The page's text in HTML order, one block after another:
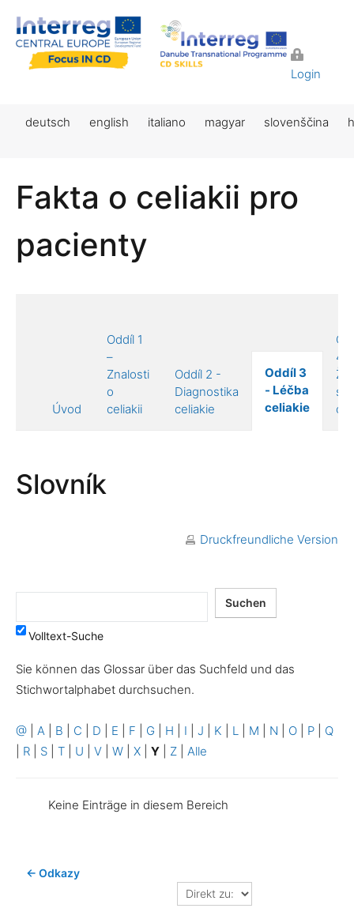
Login
deutsch english italiano magyar slovenščina
Fakta o celiakii pro
pacienty
Úvod
Oddíl 1
–
Znalosti
o
celiakii
Oddíl 2 -
Diagnostika
celiakie
Oddíl 3
- Léčba
celiakie
4 –
s
Slovník
Druckfreundliche Version
Volltext-Suche
Sie können das Glossar über das Suchfeld und das
Stichwortalphabet durchsuchen.
@ A B C D E F G H I J K L M N O P
Q
R S T U V W X Y Z Alle
Keine Einträge in diesem Bereich
← Odkazy
Direkt
zu: